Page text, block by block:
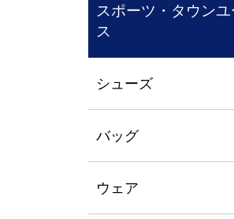
スポーツ・タウンユ
ス
シューズ
バッグ
ウェア